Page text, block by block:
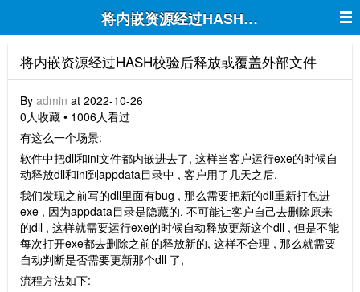
将内嵌资源经过HASH校验后释放或覆
将内嵌资源经过HASH校验后释放或覆盖外部文件
By admin at 2022-10-26
0人收藏 • 1006人看过
有这么一个场景:
软件中把dll和ini文件都内嵌进去了, 这样当客户运行exe的时候自
动释放dll和ini到appdata目录中 , 客户用了几天之后.
我们发现之前写的dll里面有bug , 那么需要把新的dll重新打包进
exe , 因为appdata目录是隐藏的, 不可能让客户自己去删除原来
的dll , 这样就需要运行exe的时候自动释放更新这个dll , 但是不能
每次打开exe都去删除之前的释放新的, 这样不合理 , 那么就需要
自动判断是否需要更新那个dll 了,
流程方法如下: